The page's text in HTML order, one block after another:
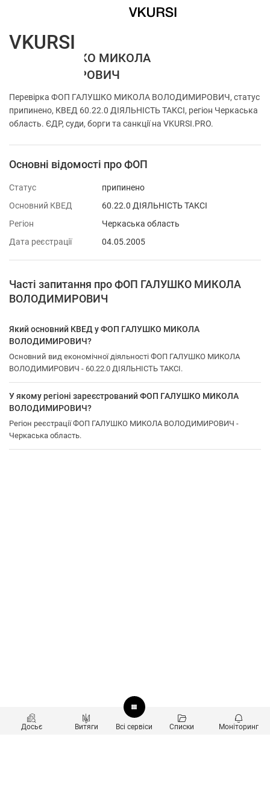
ФОП ГАЛУШКО МИКОЛА
ВОЛОДИМИРОВИЧ
Перевірка ФОП ГАЛУШКО МИКОЛА ВОЛОДИМИРОВИЧ, статус
припинено, КВЕД 60.22.0 ДІЯЛЬНІСТЬ ТАКСІ, регіон Черкаська
область. ЄДР, суди, борги та санкції на VKURSI.PRO.
Основні відомості про ФОП
Статус
припинено
Основний КВЕД
60.22.0 ДІЯЛЬНІСТЬ ТАКСІ
Регіон
Черкаська область
Дата реєстрації
04.05.2005
Часті запитання про ФОП ГАЛУШКО МИКОЛА
ВОЛОДИМИРОВИЧ
Який основний КВЕД у ФОП ГАЛУШКО МИКОЛА
ВОЛОДИМИРОВИЧ?
Основний вид економічної діяльності ФОП ГАЛУШКО МИКОЛА
ВОЛОДИМИРОВИЧ - 60.22.0 ДІЯЛЬНІСТЬ ТАКСІ.
У якому регіоні зареєстрований ФОП ГАЛУШКО МИКОЛА
ВОЛОДИМИРОВИЧ?
Регіон реєстрації ФОП ГАЛУШКО МИКОЛА ВОЛОДИМИРОВИЧ -
Черкаська область.
Досьє Витяги Всі сервіси Списки Моніторинг
VKURSI